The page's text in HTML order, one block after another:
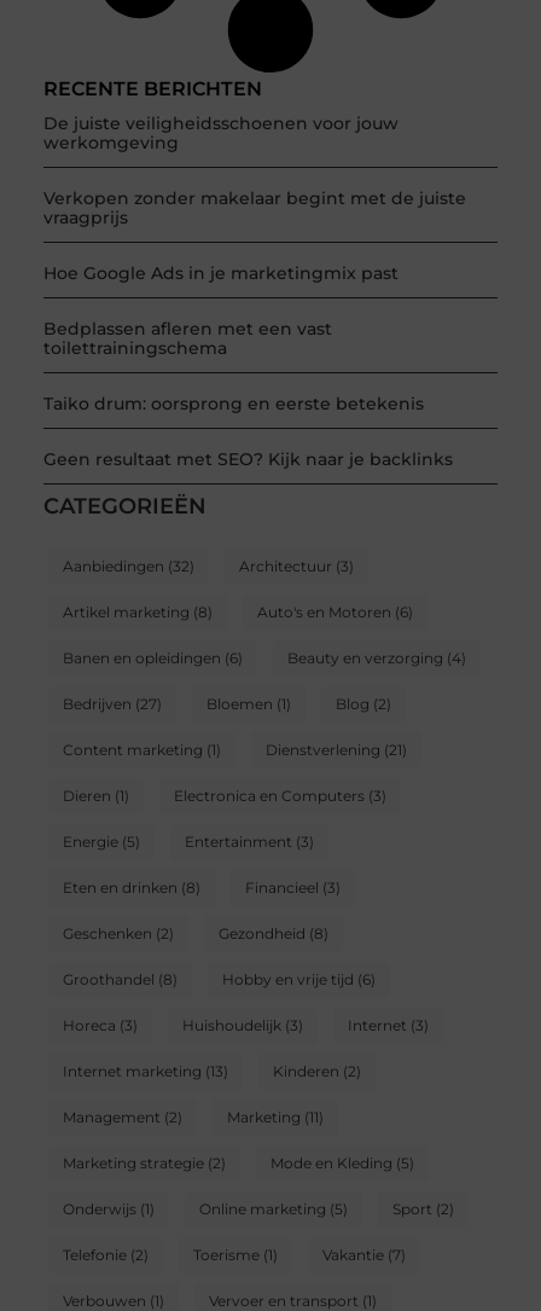
RECENTE BERICHTEN
De juiste veiligheidsschoenen voor jouw
werkomgeving
Verkopen zonder makelaar begint met de juiste
vraagprijs
Hoe Google Ads in je marketingmix past
Bedplassen afleren met een vast
toilettrainingschema
Taiko drum: oorsprong en eerste betekenis
Geen resultaat met SEO? Kijk naar je backlinks
CATEGORIEËN
Aanbiedingen (32) Architectuur (3)
Artikel marketing (8) Auto's en Motoren (6)
Banen en opleidingen (6) Beauty en verzorging (4)
Bedrijven (27) Bloemen (1) Blog (2)
Content marketing (1) Dienstverlening (21)
Dieren (1) Electronica en Computers(3)
Energie(5) Entertainment (3)
Eten en drinken (8) Financieel (3)
Geschenken (2) Gezondheid (8)
Groothandel (8) Hobby en vrije tijd (6)
Horeca (3) Huishoudelijk (3) Internet (3)
Internet marketing (13) Kinderen (2)
Management (2) Marketing (11)
Marketing strategie(2) Mode en Kleding (5)
Onderwijs(1) Online marketing (5) Sport (2)
Telefonie(2) Toerisme(1) Vakantie(7)
Verbouwen (1) Vervoer en transport (1)